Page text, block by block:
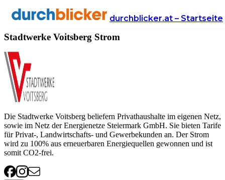
durchblicker.at – Startseite
Anbieter Energie strom Stadtwerke Voitsberg
Stadtwerke Voitsberg Strom
Die Stadtwerke Voitsberg beliefern Privathaushalte im eigenen Netz,
sowie im Netz der Energienetze Steiermark GmbH. Sie bieten Tarife
für Privat-, Landwirtschafts- und Gewerbekunden an. Der Strom
wird zu 100% aus erneuerbaren Energiequellen gewonnen und ist
somit CO2-frei.